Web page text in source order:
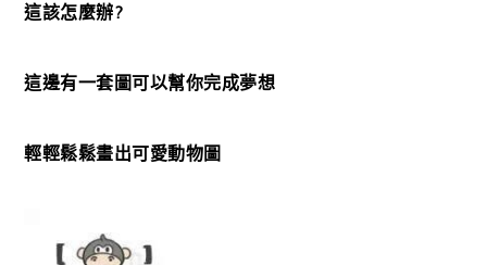
這該怎麼辦?
這邊有一套圖可以幫你完成夢想
輕輕鬆鬆畫出可愛動物圖